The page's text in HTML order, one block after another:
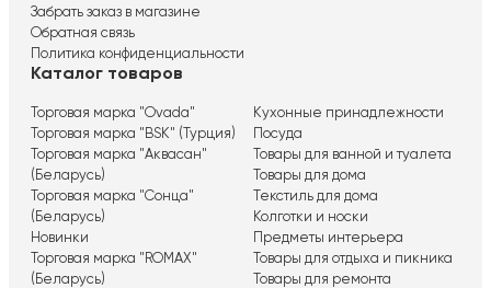
Забрать заказ в магазине
Обратная связь
Политика конфиденциальности
Каталог товаров
Торговая марка "Ovada"
Торговая марка "BSK" (Турция)
Торговая марка "Аквасан"
(Беларусь)
Торговая марка "Сонца"
(Беларусь)
Новинки
Торговая марка "ROMAX"
(Беларусь)
Кухонные принадлежности
Посуда
Товары для ванной и туалета
Товары для дома
Текстиль для дома
Колготки и носки
Предметы интерьера
Товары для отдыха и пикника
Товары для ремонта